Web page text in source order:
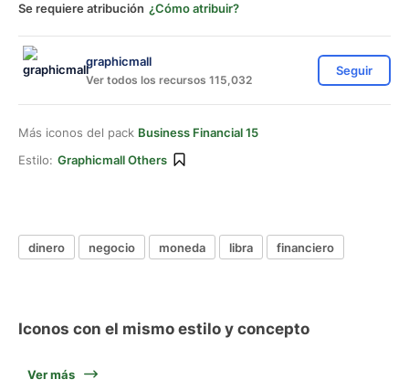
Se requiere atribución ¿Cómo atribuir?
graphicmall
Ver todos los recursos 115,032
Seguir
Más iconos del pack Business Financial 15
Estilo: Graphicmall Others
dinero negocio moneda libra financiero
Iconos con el mismo estilo y concepto
Ver más